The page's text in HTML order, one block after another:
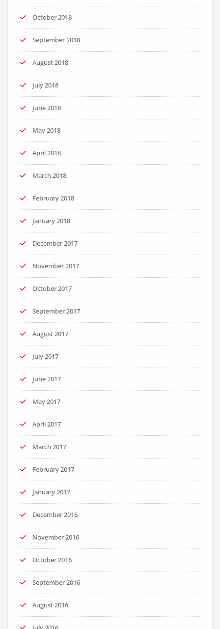
October 2018
September 2018
August 2018
July 2018
June 2018
May 2018
April 2018
March 2018
February 2018
January 2018
December 2017
November 2017
October 2017
September 2017
August 2017
July 2017
June 2017
May 2017
April 2017
March 2017
February 2017
January 2017
December 2016
November 2016
October 2016
September 2016
August 2016